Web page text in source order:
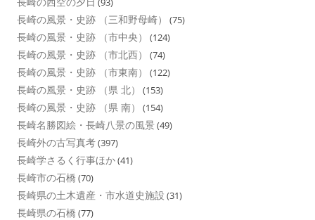
長崎の風景・史跡 （三和野母崎） (75)
長崎の風景・史跡 （市中央） (124)
長崎の風景・史跡 （市北西） (74)
長崎の風景・史跡 （市東南） (122)
長崎の風景・史跡 （県 北） (153)
長崎の風景・史跡 （県 南） (154)
長崎名勝図絵・長崎八景の風景 (49)
長崎外の古写真考(397)
長崎学さるく行事ほか(41)
長崎市の石橋 (70)
長崎県の土木遺産・市水道史施設 (31)
長崎県の石橋 (77)